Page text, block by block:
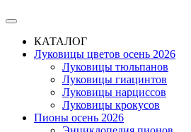
КАТАЛОГ
Луковицы цветов осень 2026
Луковицы тюльпанов
Луковицы гиацинтов
Луковицы нарциссов
Луковицы крокусов
Пионы осень 2026